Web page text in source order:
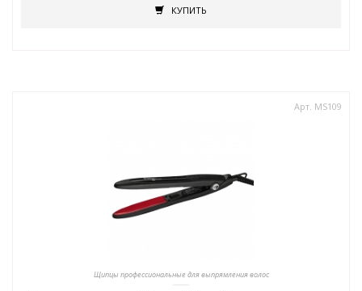
КУПИТЬ
Арт. MS109
Щипцы профессиональные для выпрямления волос